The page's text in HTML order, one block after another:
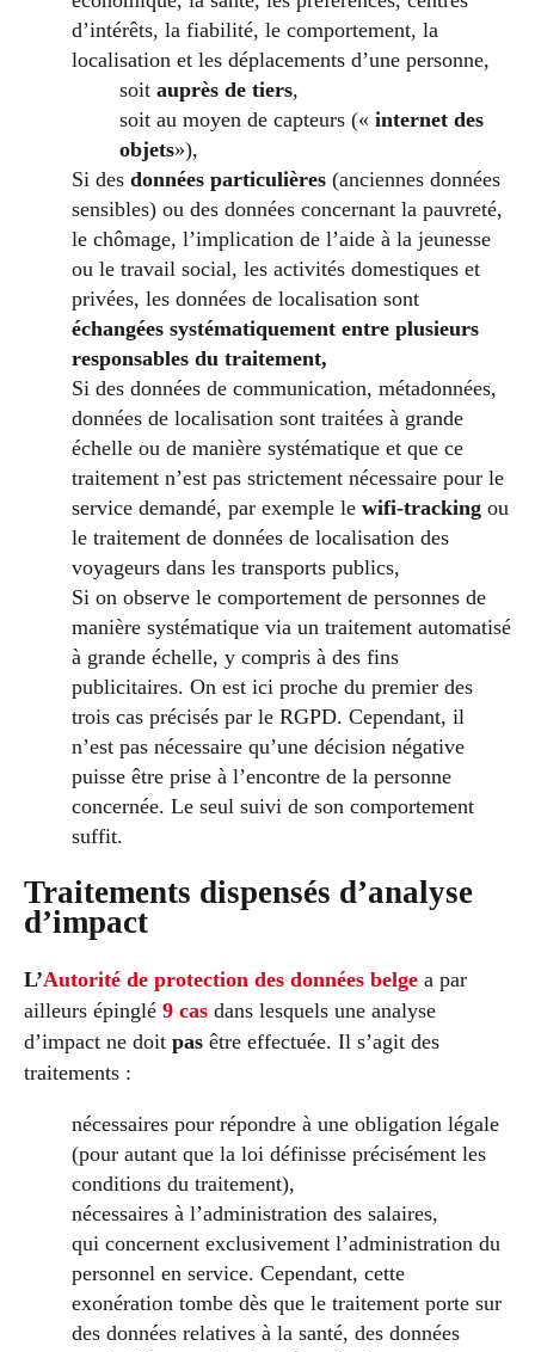
d’intérêts, la fiabilité, le comportement, la
localisation et les déplacements d’une personne,
soit auprès de tiers,
soit au moyen de capteurs (« internet des
objets»),
Si des données particulières (anciennes données
sensibles) ou des données concernant la pauvreté,
le chômage, l’implication de l’aide à la jeunesse
ou le travail social, les activités domestiques et
privées, les données de localisation sont
échangées systématiquement entre plusieurs
responsables du traitement,
Si des données de communication, métadonnées,
données de localisation sont traitées à grande
échelle ou de manière systématique et que ce
traitement n’est pas strictement nécessaire pour le
service demandé, par exemple le wifi-tracking ou
le traitement de données de localisation des
voyageurs dans les transports publics,
Si on observe le comportement de personnes de
manière systématique via un traitement automatisé
à grande échelle, y compris à des fins
publicitaires. On est ici proche du premier des
trois cas précisés par le RGPD. Cependant, il
n’est pas nécessaire qu’une décision négative
puisse être prise à l’encontre de la personne
concernée. Le seul suivi de son comportement
suffit.
Traitements dispensés d’analyse
d’impact
L’Autorité de protection des données belge a par
ailleurs épinglé 9 cas dans lesquels une analyse
d’impact ne doit pas être effectuée. Il s’agit des
traitements :
nécessaires pour répondre à une obligation légale
(pour autant que la loi définisse précisément les
conditions du traitement),
nécessaires à l’administration des salaires,
qui concernent exclusivement l’administration du
personnel en service. Cependant, cette
exonération tombe dès que le traitement porte sur
des données relatives à la santé, des données